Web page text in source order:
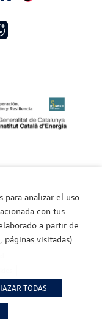
integridad
2023/2854)
para analizar el uso
con tus
a partir de
visitadas).
TODAS